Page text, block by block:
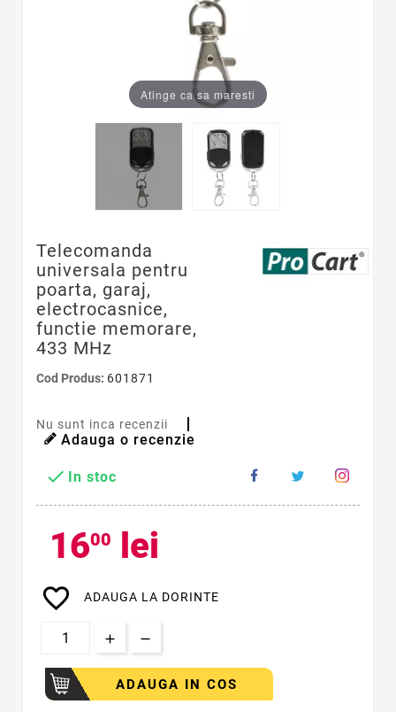
Atinge ca sa maresti
Telecomanda
universala pentru
poarta, garaj,
electrocasnice,
functie memorare,
433 MHz
Cod Produs: 601871
Nu sunt inca recenzii
Adauga o recenzie
 In stoc
1600 lei
favorite_border ADAUGA LA DORINTE
ADAUGA IN COS